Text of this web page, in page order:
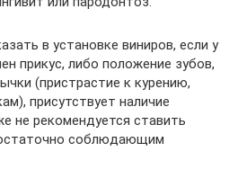
в установке виниров, если у
прикус, либо положение зубов,
(пристрастие к курению,
присутствует наличие
не рекомендуется ставить
соблюдающим